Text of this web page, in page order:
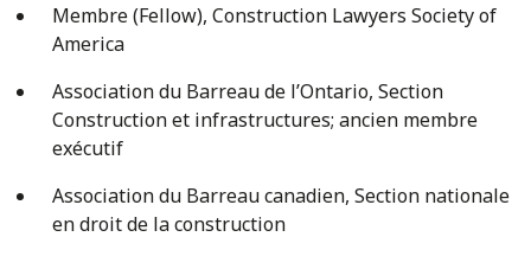
Membre (Fellow), Construction Lawyers Society of
America
Association du Barreau de l’Ontario, Section
Construction et infrastructures; ancien membre
exécutif
Association du Barreau canadien, Section nationale
en droit de la construction